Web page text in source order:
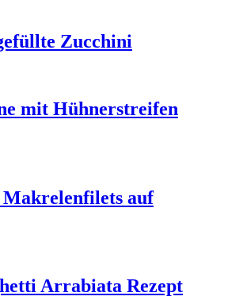
Zucchini
mit Hühnerstreifen
auf
Arrabiata Rezept